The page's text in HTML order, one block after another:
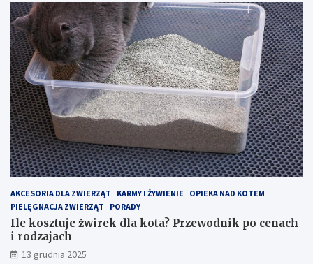
b
i
e
k
t
a
c
h
–
j
a
k
z
o
p
t
y
m
a
l
z
e
w
o
d
n
i
k
p
o
c
e
n
a
c
h
i
r
o
d
AKCESORIA DLA ZWIERZĄT KARMY I ŻYWIENIE
OPIEKA NAD KOTEM
PIELĘGNACJA ZWIERZĄT
PORADY
Ile kosztuje żwirek dla kota? Przewodnik po cenach
i rodzajach
13 grudnia 2025